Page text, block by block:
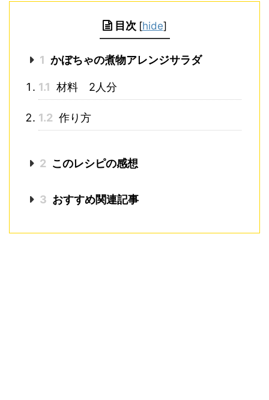
目次 [hide]
1 かぼちゃの煮物アレンジサラダ
1.1 材料 2人分
1.2 作り方
2 このレシピの感想
3 おすすめ関連記事